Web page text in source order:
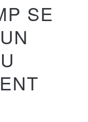
SE